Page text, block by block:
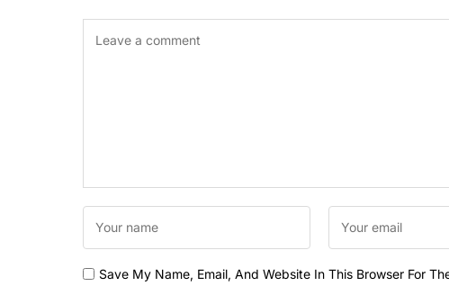
Save My Name, Email, And Website In This Browser For